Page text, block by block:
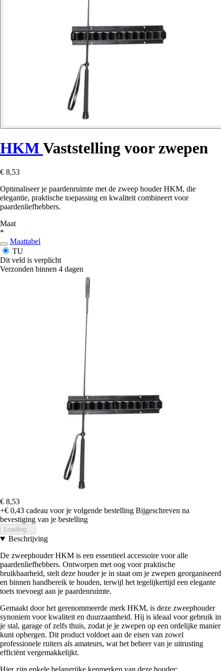
HKMVaststelling voor zwepen
€ 8,53
Optimaliseer je paardenruimte met de zweep houder HKM, die
elegantie, praktische toepassing en kwaliteit combineert voor
paardenliefhebbers.
Maat
*
Maattabel
TU
Dit veld is verplicht
Verzonden binnen 4 dagen
€ 8,53
+€ 0,43 cadeau voor je volgende bestelling Bijgeschreven na
bevestiging van je bestelling
Loading...
Beschrijving
De zweephouder HKM is een essentieel accessoire voor alle
paardenliefhebbers. Ontworpen met oog voor praktische
bruikbaarheid, stelt deze houder je in staat om je zwepen georganiseerd
en binnen handbereik te houden, terwijl het tegelijkertijd een elegante
toets toevoegt aan je paardenruimte.
Gemaakt door het gerenommeerde merk HKM, is deze zweephouder
synoniem voor kwaliteit en duurzaamheid. Hij is ideaal voor gebruik in
je stal, garage of zelfs thuis, zodat je je zwepen op een ordelijke manier
kunt opbergen. Dit product voldoet aan de eisen van zowel
professionele ruiters als amateurs, wat het beheer van je uitrusting
efficiënt vergemakkelijkt.